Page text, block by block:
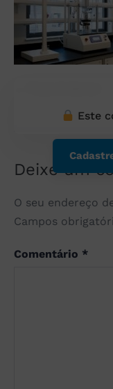
Este
Deixe um
O seu endereço
Campos
Comentário *